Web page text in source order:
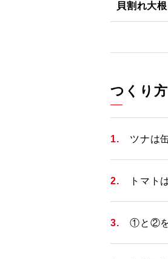
貝割れ大根
つくり方
ツナは
トマト
①と②を